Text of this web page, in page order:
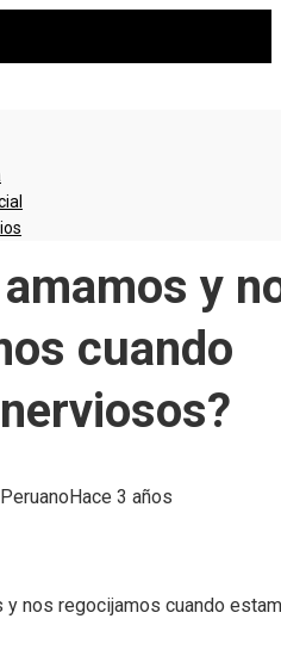
y
cuando
Hace 3 años
y nos regocijamos cuando